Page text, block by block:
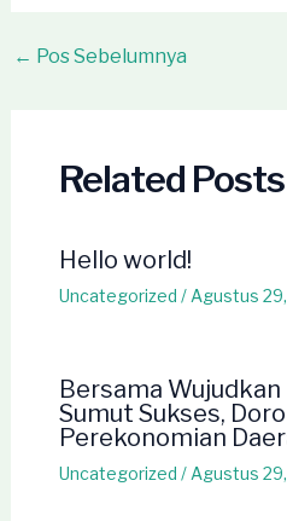
Post
← Pos Sebelumnya
Related Posts
Hello world!
Uncategorized / Agustus
Bersama Wujudkan
Sumut Sukses,
Perekonomian
Uncategorized / Agustus